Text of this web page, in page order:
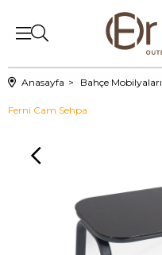
Anasayfa Bahçe Mobilyaları
Ferni Cam Sehpa